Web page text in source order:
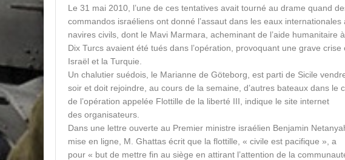
Le 31 mai 2010, l’une de ces tentatives avait tourné au drame quand
commandos israéliens ont donné l’assaut dans les eaux internationales
navires civils, dont le Mavi Marmara, acheminant de l’aide humanitaire à
Dix Turcs avaient été tués dans l’opération, provoquant une grave crise
Israël et la Turquie.
Un chalutier suédois, le Marianne de Göteborg, est parti de Sicile
soir et doit rejoindre, au cours de la semaine, d’autres bateaux dans le
de l’opération appelée Flottille de la liberté III, indique le site internet
des organisateurs.
Dans une lettre ouverte au Premier ministre israélien Benjamin
mise en ligne, M. Ghattas écrit que la flottille, « civile est pacifique », a
pour « but de mettre fin au siège en attirant l’attention de la